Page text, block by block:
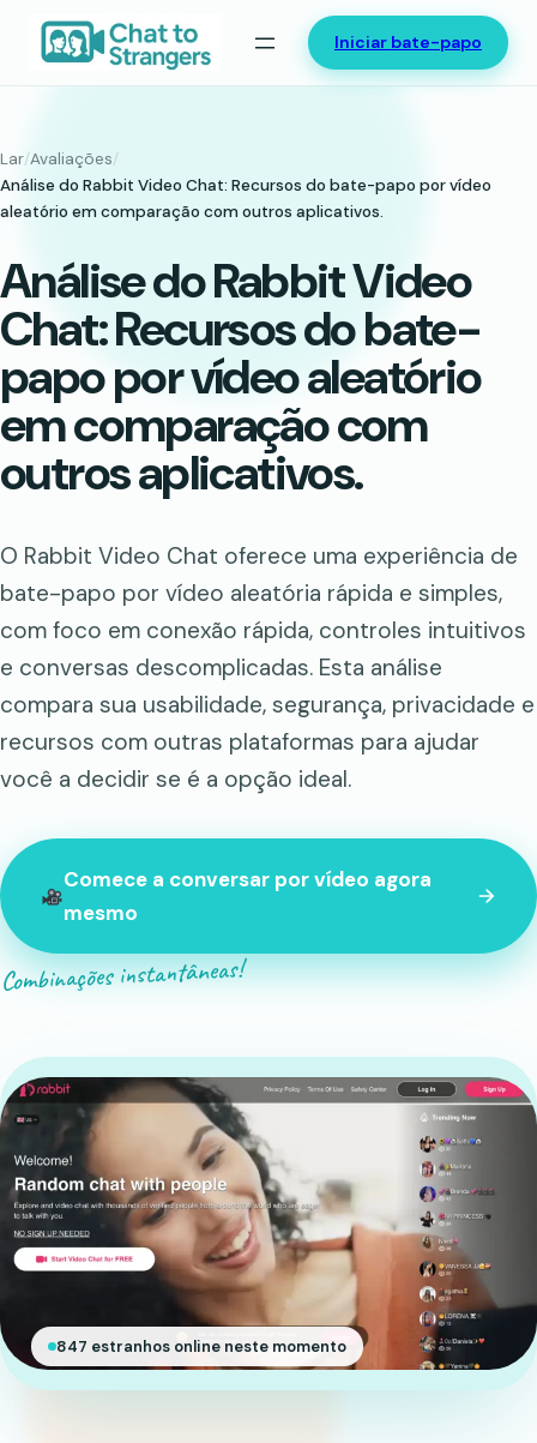
Saltar
Iniciar bate-papo
Lar/Avaliações/
Análise do Rabbit Video Chat: Recursos do bate-papo por vídeo
aleatório em comparação com outros aplicativos.
Análise do Rabbit Video
Chat: Recursos do bate-
papo por vídeo aleatório
em comparação com
outros aplicativos.
O Rabbit Video Chat oferece uma experiência de
bate-papo por vídeo aleatória rápida e simples,
com foco em conexão rápida, controles intuitivos
e conversas descomplicadas. Esta análise
compara sua usabilidade, segurança, privacidade e
recursos com outras plataformas para ajudar
você a decidir se é a opção ideal.
Comece a conversar por vídeo agora
mesmo
Combinações instantâneas!
847 estranhos online neste momento